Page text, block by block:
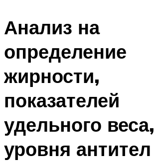
Анализ на
определение
жирности,
показателей
удельного веса,
уровня антител